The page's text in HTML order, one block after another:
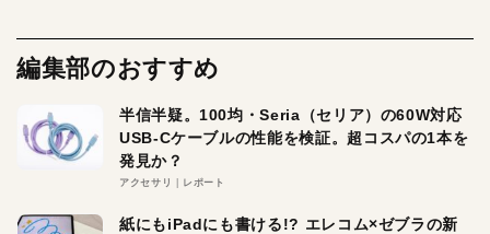
編集部のおすすめ
半信半疑。100均・Seria（セリア）の60W対応
USB-Cケーブルの性能を検証。超コスパの1本を
発見か？
アクセサリ レポート
紙にもiPadにも書ける!? エレコム×ゼブラの新